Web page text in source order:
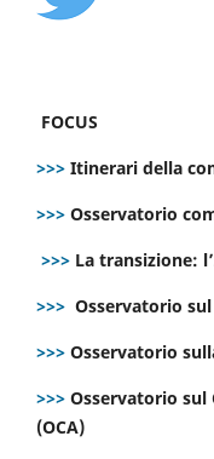
FOCUS
>>> Itinerari della
>>> Osservatorio
>>> La transizione:
>>> Osservatorio
>>> Osservatorio
>>> Osservatorio
(OCA)